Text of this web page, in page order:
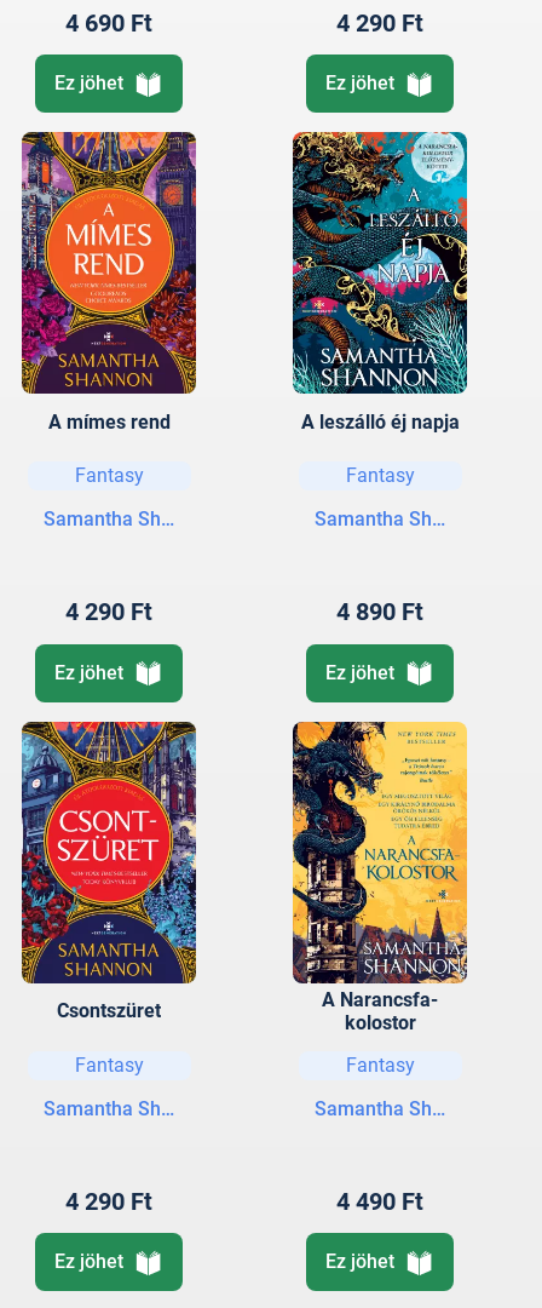
4 690 Ft
Ez jöhet
4 290 Ft
Ez jöhet
A mímes rend
Fantasy
Samantha Shannon
4 290 Ft
Ez jöhet
A leszálló éj napja
Fantasy
Samantha Shannon
4 890 Ft
Ez jöhet
Csontszüret
Fantasy
Samantha Shannon
4 290 Ft
Ez jöhet
A Narancsfa-
kolostor
Fantasy
Samantha Shannon
4 490 Ft
Ez jöhet